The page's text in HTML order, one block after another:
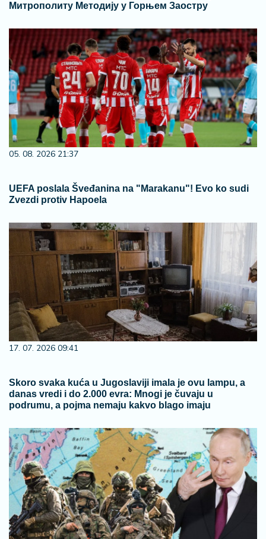
Митрополиту Методију у Горњем Заостру
05. 08. 2026 21:37
UEFA poslala Šveđanina na "Marakanu"! Evo ko sudi
Zvezdi protiv Hapoela
17. 07. 2026 09:41
Skoro svaka kuća u Jugoslaviji imala je ovu lampu, a
danas vredi i do 2.000 evra: Mnogi je čuvaju u
podrumu, a pojma nemaju kakvo blago imaju